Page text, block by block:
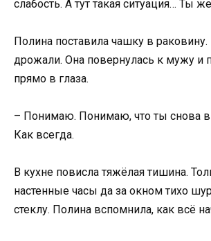
слабость. А тут такая ситуация… Ты
Полина поставила чашку в раковину.
дрожали. Она повернулась к мужу и
прямо в глаза.
– Понимаю. Понимаю, что ты снова
Как всегда.
В кухне повисла тяжёлая тишина.
настенные часы да за окном тихо
стеклу. Полина вспомнила, как всё